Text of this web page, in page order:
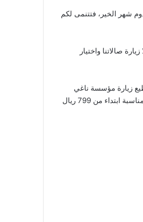
قدوم شهر الخير، فتتنمى لكم
إلا زيارة صالاتنا واختيار
الكثير من المفاجأت وخصوصاً على موديلات 2016، حيث تستطيع زيارة مؤسسة ناغي
واختيار إحدى سيارات هيوندي 2016 وستحصل على 5 سنوات ضمان أو 100.000 كيلو متر، بدون دفعة أولى، وبدون رسوم إدارية، والتقسيطات تبدأ بأسعار مناسبة ابتداء من 799 ريال